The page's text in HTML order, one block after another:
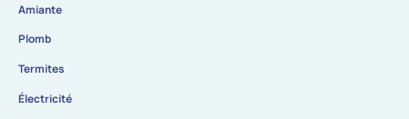
Amiante
Plomb
Termites
Électricité